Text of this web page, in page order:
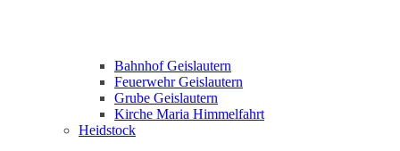
Bahnhof Geislautern
Feuerwehr Geislautern
Grube Geislautern
Kirche Maria Himmelfahrt
Heidstock